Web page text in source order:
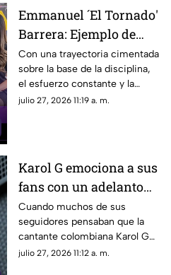
Emmanuel ´El Tornado'
Barrera: Ejemplo de
disciplina y promesa
del boxeo Guerrerense
Con una trayectoria cimentada
sobre la base de la disciplina,
el esfuerzo constante y la
dedicación, el boxeador
destacados y prometedores
del estado de Guerrero.
julio 27, 2026 11:19 a. m.
Karol G emociona a sus
fans con un adelanto
de su próximo sencillo
Matadora
Cuando muchos de sus
seguidores pensaban que la
cantante colombiana Karol G
se tomaría un descanso de la
julio 27, 2026 11:12 a. m.